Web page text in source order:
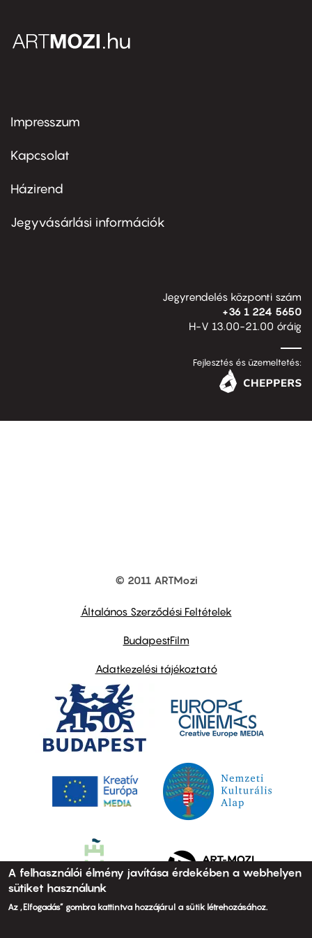
Footer
first
Impresszum
Kapcsolat
Footer
second
Házirend
Jegyvásárlási információk
Jegyrendelés központi szám
+36 1 224 5650
H-V 13.00-21.00 óráig
Fejlesztés és üzemeltetés:
© 2011 ARTMozi
Általános Szerződési Feltételek
BudapestFilm
Adatkezelési tájékoztató
A felhasználói élmény javítása érdekében a webhelyen
sütiket használunk
Az „Elfogadás” gombra kattintva hozzájárul a sütik létrehozásához.